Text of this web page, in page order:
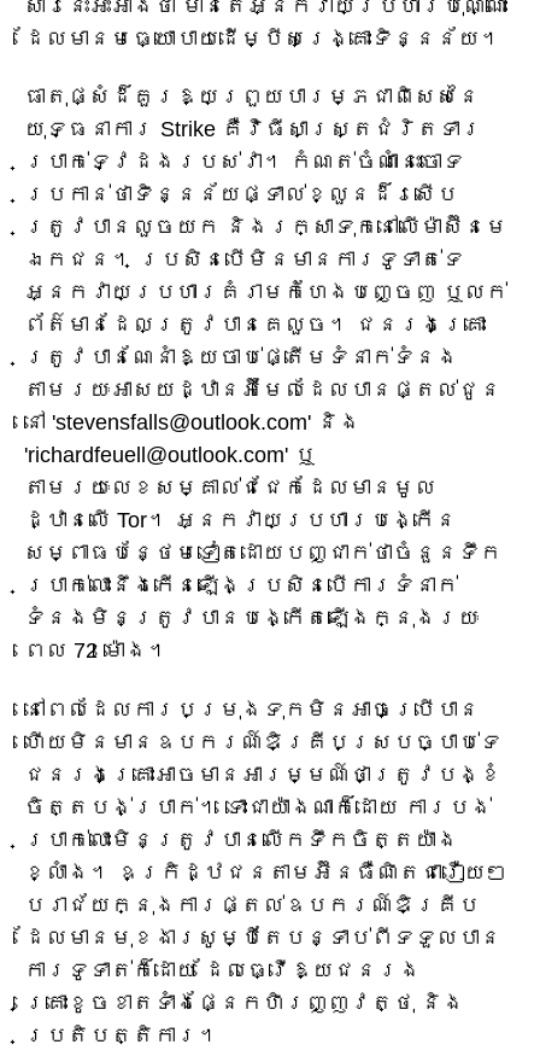
សារនេះអះអាងថា មានតែអ្នកវាយប្រហារប៉ុណ្ណោះ
ដែលមានមធ្យោបាយដើម្បីសង្គ្រោះទិន្នន័យ។
ធាតុផ្សំដ៏គួរឱ្យព្រួយបារម្ភជាពិសេសនៃ
យុទ្ធនាការ Strike គឺវិធីសាស្រ្តជំរិតទារ
ប្រាក់ទ្វេដងរបស់វា។ កំណត់ចំណាំនេះចោទ
ប្រកាន់ថាទិន្នន័យផ្ទាល់ខ្លួនដ៏រសើប
ត្រូវបានលួចយក និងរក្សាទុកនៅលើម៉ាស៊ីនមេ
ឯកជន។ ប្រសិនបើមិនមានការទូទាត់ទេ
អ្នកវាយប្រហារគំរាមកំហែងបញ្ចេញ ឬលក់
ព័ត៌មានដែលត្រូវបានគេលួច។ ជនរងគ្រោះ
ត្រូវបានណែនាំឱ្យចាប់ផ្តើមទំនាក់ទំនង
តាមរយៈអាសយដ្ឋានអ៊ីមែលដែលបានផ្តល់ជូន
នៅ 'stevensfalls@outlook.com' និង
'richardfeuell@outlook.com' ឬ
តាមរយៈលេខសម្គាល់ជជែកដែលមានមូល
ដ្ឋានលើ Tor។ អ្នកវាយប្រហារបង្កើន
សម្ពាធបន្ថែមទៀតដោយបញ្ជាក់ថាចំនួនទឹក
ប្រាក់លោះនឹងកើនឡើងប្រសិនបើការទំនាក់
ទំនងមិនត្រូវបានបង្កើតឡើងក្នុងរយៈ
ពេល 72 ម៉ោង។
នៅពេលដែលការបម្រុងទុកមិនអាចប្រើបាន
ហើយមិនមានឧបករណ៍ឌិគ្រីបស្របច្បាប់ទេ
ជនរងគ្រោះអាចមានអារម្មណ៍ថាត្រូវបង្ខំ
ចិត្តបង់ប្រាក់។ ទោះជាយ៉ាងណាក៏ដោយ ការបង់
ប្រាក់លោះមិនត្រូវបានលើកទឹកចិត្តយ៉ាង
ខ្លាំង។ ឧក្រិដ្ឋជនតាមអ៊ីនធឺណិតជារឿយៗ
បរាជ័យក្នុងការផ្តល់ឧបករណ៍ឌិគ្រីប
ដែលមានមុខងារសូម្បីតែបន្ទាប់ពីទទួលបាន
ការទូទាត់ក៏ដោយ ដែលធ្វើឱ្យជនរង
គ្រោះខូចខាតទាំងផ្នែកហិរញ្ញវត្ថុ និង
ប្រតិបត្តិការ។